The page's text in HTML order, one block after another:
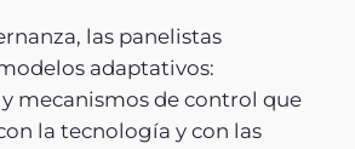
las panelistas
adaptativos:
mecanismos de control que
la tecnología y con las